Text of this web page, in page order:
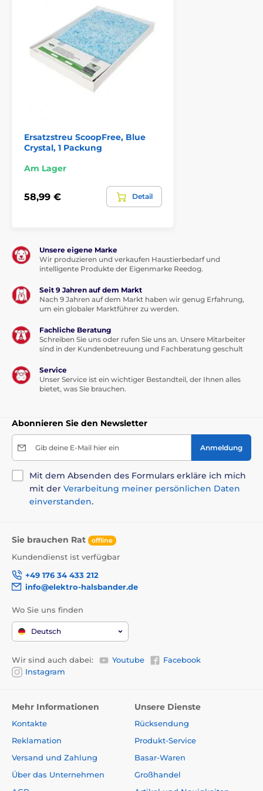
Das Produkt ist in Kategorien eingeteilt
Zubehör Toiletten
Zubehör für ScoopFree Katzentoiletten
Ersatzstreu ScoopFree, Blue
Crystal, 1 Packung
Am Lager
58,99 € Detail
Unsere eigene Marke
Wir produzieren und verkaufen Haustierbedarf und
intelligente Produkte der Eigenmarke Reedog.
Seit 9 Jahren auf dem Markt
Nach 9 Jahren auf dem Markt haben wir genug Erfahrung,
um ein globaler Marktführer zu werden.
Fachliche Beratung
Schreiben Sie uns oder rufen Sie uns an. Unsere Mitarbeiter
sind in der Kundenbetreuung und Fachberatung geschult
Service
Unser Service ist ein wichtiger Bestandteil, der Ihnen alles
bietet, was Sie brauchen.
Abonnieren Sie den Newsletter
Gib deine E-Mail hier ein Anmeldung
Mit dem Absenden des Formulars erkläre ich mich
mit der Verarbeitung meiner persönlichen Daten
einverstanden.
Sie brauchen Rat offline
Kundendienst ist verfügbar
+49 176 34 433 212
info@elektro-halsbander.de
Wo Sie uns finden
Deutsch
Wir sind auch dabei: Youtube
Facebook
Instagram
Mehr Informationen
Kontakte
Reklamation
Versand und Zahlung
Über das Unternehmen
Unsere Dienste
Rücksendung
Produkt-Service
Basar-Waren
Großhandel